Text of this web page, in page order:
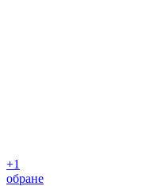
+1
обране